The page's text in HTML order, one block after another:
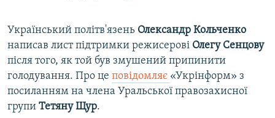
Усі сайти RFE/RL
Український політв'язень Олександр Кольченко
написав лист підтримки режисерові Олегу Сенцову
після того, як той був змушений припинити
голодування. Про це повідомляє «Укрінформ» з
посиланням на члена Уральської правозахисної
групи Тетяну Щур.